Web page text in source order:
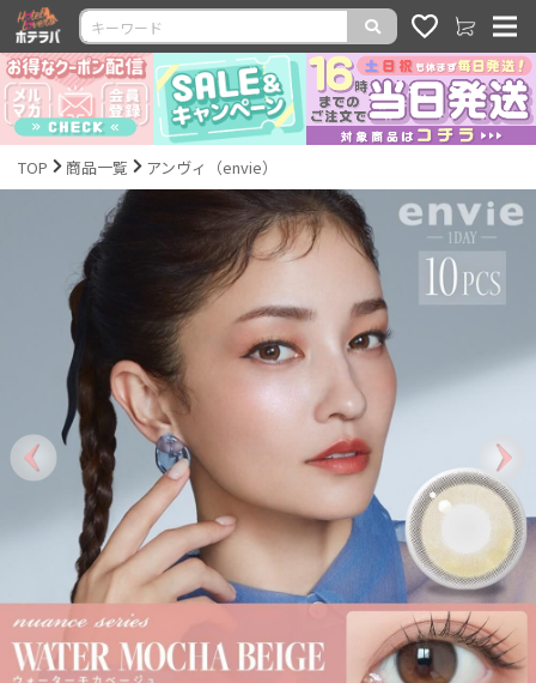
TOP 商品一覧 アンヴィ（envie）